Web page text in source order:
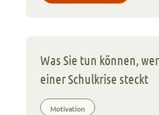
Was Sie tun können,
einer Schulkrise steckt
Motivation